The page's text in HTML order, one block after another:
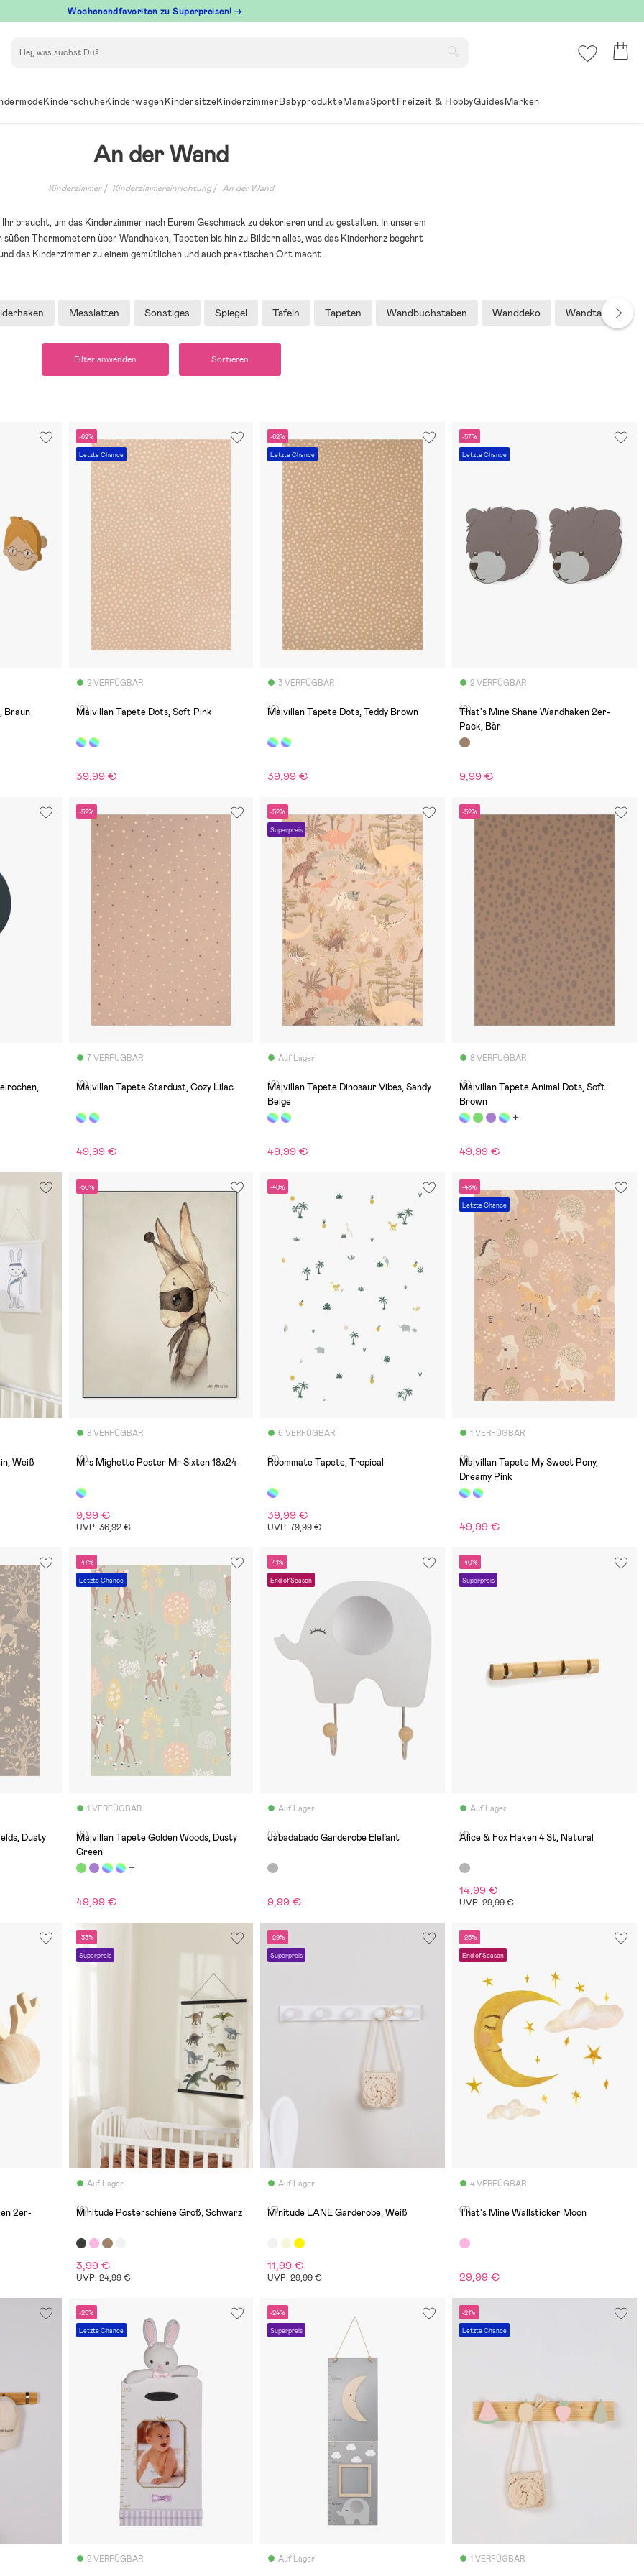
Wochenendfavoriten zu Superpreisen! →
KinderschuheKinderwagenKindersitzeKinderzimmerBabyprodukteMamaSportFreizeit & HobbyGuidesMarken
An der Wand
Kinderzimmer Kinderzimmereinrichtung An der Wand
braucht, um das Kinderzimmer nach Eurem Geschmack zu dekorieren und zu gestalten. In unserem
Thermometern über Wandhaken, Tapeten bis hin zu Bildern alles, was das Kinderherz begehrt
das Kinderzimmer zu einem gemütlichen und auch praktischen Ort macht.
Messlatten Sonstiges Spiegel Tafeln Tapeten Wandbuchstaben Wanddeko Wandtattoos & -
Filter anwenden Sortieren
Braun
-62%
Letzte Chance
2 VERFÜGBAR
(0)
Majvillan Tapete Dots, Soft Pink
39,99 €
-62%
Letzte Chance
3 VERFÜGBAR
(0)
Majvillan Tapete Dots, Teddy Brown
39,99 €
-57%
Letzte Chance
2 VERFÜGBAR
(0)
That's Mine Shane Wandhaken 2er-
Pack, Bär
9,99 €
-52%
7 VERFÜGBAR
(0)
Majvillan Tapete Stardust, Cozy Lilac
49,99 €
-52%
Superpreis
Auf Lager
(0)
Majvillan Tapete Dinosaur Vibes, Sandy
Beige
49,99 €
-52%
8 VERFÜGBAR
(6)
Majvillan Tapete Animal Dots, Soft
Brown
49,99 €
Weiß
-50%
8 VERFÜGBAR
(0)
Mrs Mighetto Poster Mr Sixten 18x24
9,99 €
UVP: 36,92 €
-49%
6 VERFÜGBAR
(0)
Roommate Tapete, Tropical
39,99 €
UVP: 79,99 €
-48%
Letzte Chance
1 VERFÜGBAR
(1)
Majvillan Tapete My Sweet Pony,
Dreamy Pink
49,99 €
Dusty
-47%
Letzte Chance
1 VERFÜGBAR
(6)
Majvillan Tapete Golden Woods, Dusty
Green
49,99 €
-41%
End of Season
Auf Lager
(0)
Jabadabado Garderobe Elefant
9,99 €
-40%
Superpreis
Auf Lager
(1)
Alice & Fox Haken 4 St, Natural
14,99 €
UVP: 29,99 €
2er-
-33%
Superpreis
Auf Lager
(6)
Minitude Posterschiene Groß, Schwarz
3,99 €
UVP: 24,99 €
-29%
Superpreis
Auf Lager
(2)
Minitude LANE Garderobe, Weiß
11,99 €
UVP: 29,99 €
-25%
End of Season
4 VERFÜGBAR
(7)
That's Mine Wallsticker Moon
29,99 €
-25%
Letzte Chance
2 VERFÜGBAR
-24%
Superpreis
Auf Lager
-21%
Letzte Chance
1 VERFÜGBAR